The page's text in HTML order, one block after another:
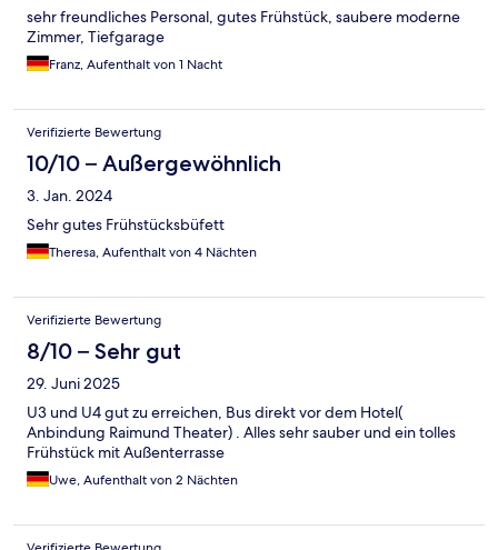
sehr freundliches Personal, gutes Frühstück, saubere moderne
Zimmer, Tiefgarage
Franz, Aufenthalt von 1 Nacht
Verifizierte Bewertung
10/10 – Außergewöhnlich
3. Jan. 2024
Sehr gutes Frühstücksbüfett
Theresa, Aufenthalt von 4 Nächten
Verifizierte Bewertung
8/10 – Sehr gut
29. Juni 2025
U3 und U4 gut zu erreichen, Bus direkt vor dem Hotel(
Anbindung Raimund Theater) . Alles sehr sauber und ein tolles
Frühstück mit Außenterrasse
Uwe, Aufenthalt von 2 Nächten